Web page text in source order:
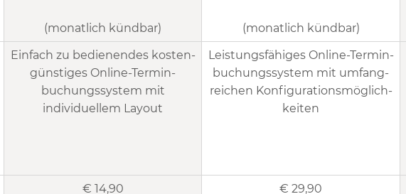
(monatlich kündbar) (monatlich kündbar)
Einfach zu bedienendes kosten­
günstiges Online-Termin­
buchungs­system mit
individuellem Layout
Leistungs­fähiges Online-Termin­­
buchungs­­system mit umfang­­
reichen Konfi­gurations­­möglich­­
keiten
€ 14,90 € 29,90